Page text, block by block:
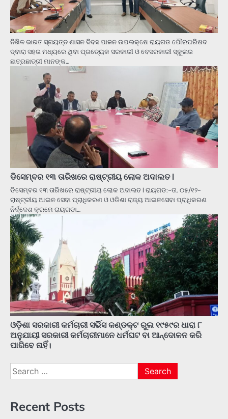
ନିଖିଳ ଭାରତ ସ୍ନାୟତ୍ତ ଶାସନ ଦିବସ ପାଳନ ଉପଲକ୍ଷେ ରାୟଗଡ ପୌରପରିଷଦ
ଦ୍ବାରା ସହର ମଧ୍ୟରେ ଥିବା ପ୍ରତ୍ୟେକ ସରକାରୀ ଓ ବେସରକାରୀ ସ୍କୁଲର
ଛାତ୍ରଛାତ୍ରୀ ମାନଙ୍କ…
ଡିସେମ୍ବର ୧୩ ତାରିଖରେ ରାଷ୍ଟ୍ରୀୟ ଲୋକ ଅଦାଲତ l
ଡିସେମ୍ବର ୧୩ ତାରିଖରେ ରାଷ୍ଟ୍ରୀୟ ଲୋକ ଅଦାଲତ l ରାୟଗଡ:-ତା. ୦୫/୧୨-
ରାଷ୍ଟ୍ରୀୟ ଆଇନ ସେବା ପ୍ରାଧିକରଣ ଓ ଓଡିଶା ରାଜ୍ୟ ଆଇନସେବା ପ୍ରାଧିକରଣ
ନିର୍ଦ୍ଦେଶ କ୍ରମେ ରାୟଗଡା…
ଓଡ଼ିଶା ସରକାରୀ କର୍ମଚାରୀ ସର୍ଭିସ କଣ୍ଡକ୍ଟ ରୁଲ ୧୯୫୯ର ଧାରା ୮
ଅନୁଯାୟୀ ସରକାରୀ କର୍ମଚାରୀମାନେ ଧର୍ମଘଟ ବା ଆନ୍ଦୋଳନ କରି
ପାରିବେ ନାହିଁ।
Search
for:
Recent Posts